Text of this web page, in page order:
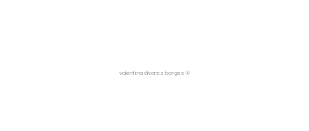
valentina álvarez borges ®